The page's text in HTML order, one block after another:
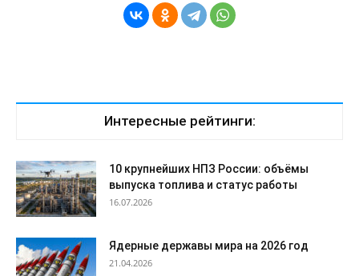
Интересные рейтинги:
10 крупнейших НПЗ России: объёмы
выпуска топлива и статус работы
16.07.2026
Ядерные державы мира на 2026 год
21.04.2026